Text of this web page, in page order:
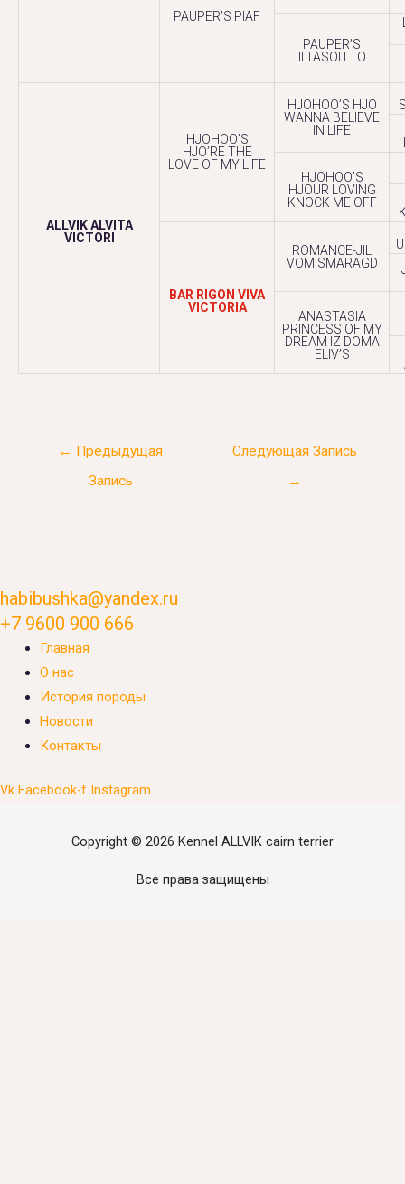
PAUPER’S PIAF
PAUPER’S
ILTASOITTO
ALLVIK ALVITA
VICTORI
HJOHOO’S
HJO’RE THE
LOVE OF MY LIFE
HJOHOO’S HJO
WANNA BELIEVE
IN LIFE
HJOHOO’S
HJOUR LOVING
KNOCK ME OFF
BAR RIGON VIVA
VICTORIA
ROMANCE-JIL
VOM SMARAGD
ANASTASIA
PRINCESS OF MY
DREAM IZ DOMA
ELIV’S
Навигация
← Предыдущая
Запись
Следующая Запись
→
habibushka@yandex.ru
+7 9600 900 666
Главная
О нас
История породы
Новости
Контакты
Vk Facebook-f Instagram
Copyright © 2026 Kennel ALLVIK cairn terrier
Все права защищены